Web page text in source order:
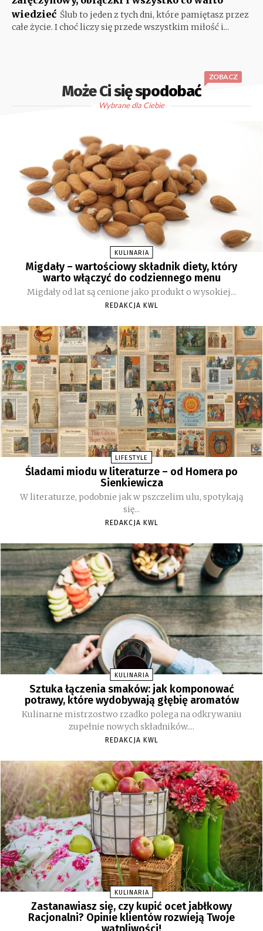
wiedzieć Ślub to jeden z tych dni, które pamiętasz przez
całe życie. I choć liczy się przede wszystkim miłość i...
Może Ci się spodobać
ZOBACZ
Wybrane dla Ciebie
KULINARIA
Migdały – wartościowy składnik diety, który
warto włączyć do codziennego menu
Migdały od lat są cenione jako produkt o wysokiej...
REDAKCJA KWL
LIFESTYLE
Śladami miodu w literaturze – od Homera po
Sienkiewicza
W literaturze, podobnie jak w pszczelim ulu, spotykają
się...
REDAKCJA KWL
KULINARIA
Sztuka łączenia smaków: jak komponować
potrawy, które wydobywają głębię aromatów
Kulinarne mistrzostwo rzadko polega na odkrywaniu
zupełnie nowych składników....
REDAKCJA KWL
KULINARIA
Zastanawiasz się, czy kupić ocet jabłkowy
Racjonalni? Opinie klientów rozwieją Twoje